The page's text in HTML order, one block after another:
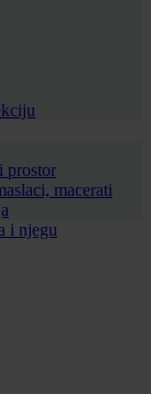
prostor
macerati
i njegu